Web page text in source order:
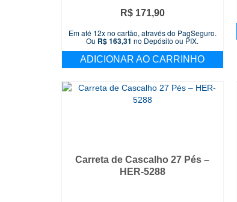
R$171,90
Em até 12x no cartão, através do PagSeguro.
Ou R$163,31 no Depósito ou PIX.
ADICIONAR AO CARRINHO
Carreta de Cascalho 27 Pés –
HER-5288